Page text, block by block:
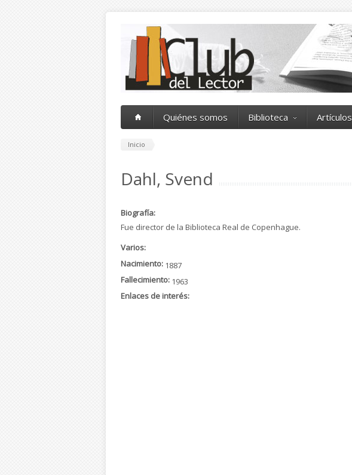
Quiénes somos Biblioteca Artículos
Inicio
Dahl, Svend
Biografía:
Fue director de la Biblioteca Real de Copenhague.
Varios:
Nacimiento: 1887
Fallecimiento: 1963
Enlaces de interés: